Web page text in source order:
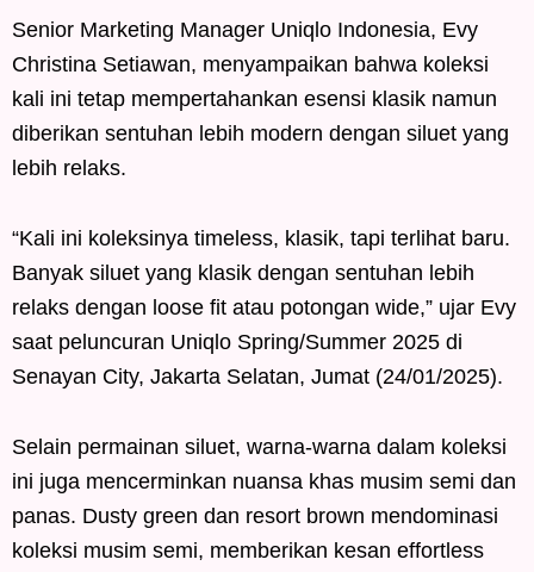
Senior Marketing Manager Uniqlo Indonesia, Evy
Christina Setiawan, menyampaikan bahwa koleksi
kali ini tetap mempertahankan esensi klasik namun
diberikan sentuhan lebih modern dengan siluet yang
lebih relaks.
“Kali ini koleksinya timeless, klasik, tapi terlihat baru.
Banyak siluet yang klasik dengan sentuhan lebih
relaks dengan loose fit atau potongan wide,” ujar Evy
saat peluncuran Uniqlo Spring/Summer 2025 di
Senayan City, Jakarta Selatan, Jumat (24/01/2025).
Selain permainan siluet, warna-warna dalam koleksi
ini juga mencerminkan nuansa khas musim semi dan
panas. Dusty green dan resort brown mendominasi
koleksi musim semi, memberikan kesan effortless